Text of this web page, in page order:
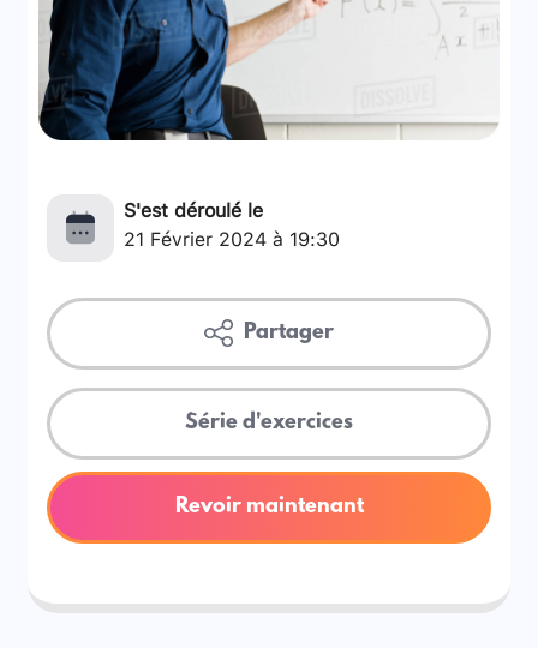
S'est déroulé le
21 Février 2024 à 19:30
Partager
Série d'exercices
Revoir maintenant